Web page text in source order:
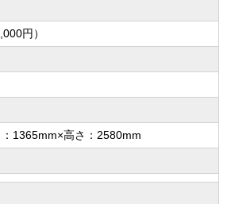
円）
1365mm×高さ：2580mm